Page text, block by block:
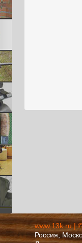
www.13k.ru |
Россия,